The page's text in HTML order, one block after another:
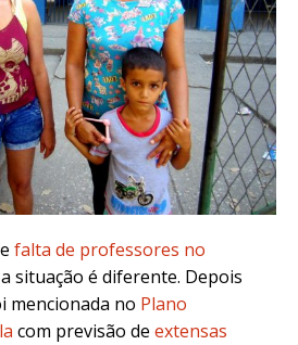
falta de professores no
situação é diferente. Depois
mencionada no Plano
com previsão de extensas